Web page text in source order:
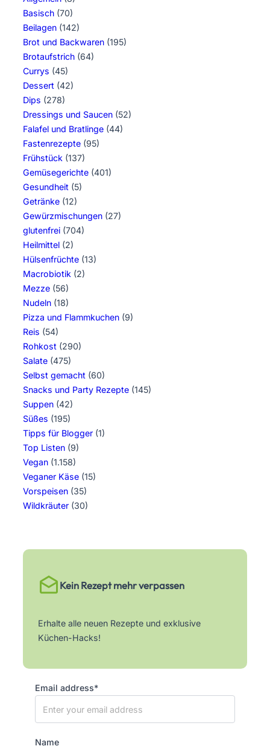
Basisch (70)
Beilagen (142)
Brot und Backwaren (195)
Brotaufstrich (64)
Currys (45)
Dessert (42)
Dips (278)
Dressings und Saucen (52)
Falafel und Bratlinge (44)
Fastenrezepte (95)
Frühstück (137)
Gemüsegerichte (401)
Gesundheit (5)
Getränke (12)
Gewürzmischungen (27)
glutenfrei (704)
Heilmittel (2)
Hülsenfrüchte (13)
Macrobiotik (2)
Mezze (56)
Nudeln (18)
Pizza und Flammkuchen (9)
Reis (54)
Rohkost (290)
Salate (475)
Selbst gemacht (60)
Snacks und Party Rezepte (145)
Suppen (42)
Süßes (195)
Tipps für Blogger (1)
Top Listen (9)
Vegan (1.158)
Veganer Käse (15)
Vorspeisen (35)
Wildkräuter (30)
Kein Rezept mehr verpassen
Erhalte alle neuen Rezepte und exklusive
Küchen-Hacks!
Email address*
Name